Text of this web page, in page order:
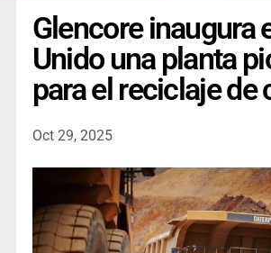
Glencore inaugura
Unido una planta
para el reciclaje de
Oct 29, 2025